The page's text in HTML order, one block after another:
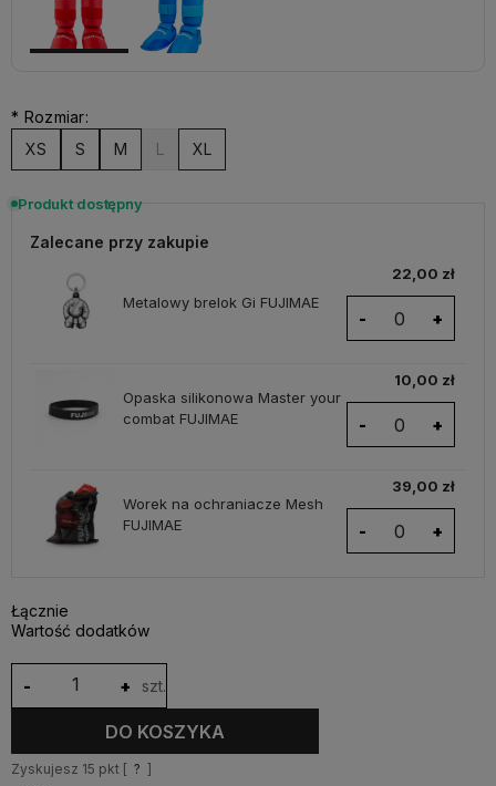
* Rozmiar:
XS
S M L XL
Produkt dostępny
Zalecane przy zakupie
Metalowy brelok Gi FUJIMAE
22,00 zł
- +
Opaska silikonowa Master your
combat FUJIMAE
10,00 zł
- +
Worek na ochraniacze Mesh
FUJIMAE
39,00 zł
- +
Łącznie
Wartość dodatków
+
- szt.
DO KOSZYKA
Zyskujesz 15 pkt [ ? ]